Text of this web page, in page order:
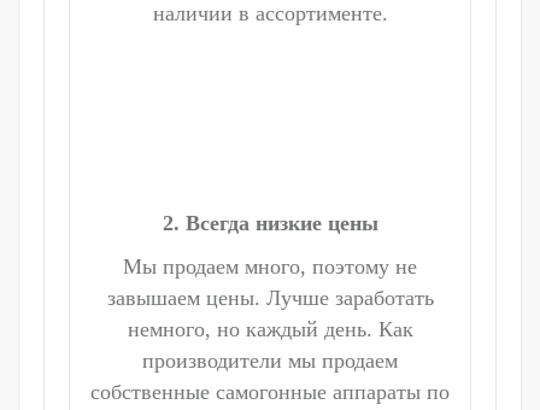
наличии в ассортименте.
2. Всегда низкие цены
Мы продаем много, поэтому не
завышаем цены. Лучше заработать
немного, но каждый день. Как
производители мы продаем
собственные самогонные аппараты по